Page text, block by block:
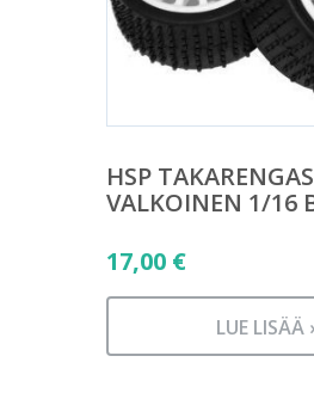
HSP TAKARENGAS
VALKOINEN 1/16
17,00 €
LUE LISÄÄ